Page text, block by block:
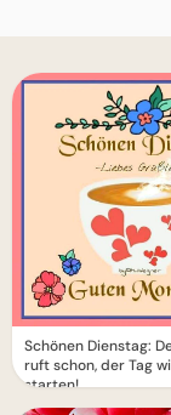
Schönen Dienstag:
ruft schon, der Tag
starten!